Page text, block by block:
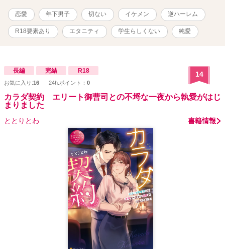
恋愛 年下男子 切ない イケメン 逆ハーレム
R18要素あり エタニティ 学生らしくない 純愛
長編 完結 R18
お気に入り:16 24h.ポイント： 0
14
カラダ契約 エリート御曹司との不埒な一夜から執愛がはじ
まりました
ととりとわ 書籍情報